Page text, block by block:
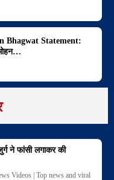
Bhagwat Statement:
ने फांसी लगाकर की
Videos | Top news and viral